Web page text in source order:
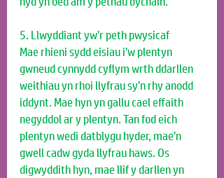
5. Llwyddiant yw’r peth pwysicaf
Mae rhieni sydd eisiau i’w plentyn
gwneud cynnydd cyflym wrth ddarllen
weithiau yn rhoi llyfrau sy’n rhy anodd
iddynt. Mae hyn yn gallu cael effaith
negyddol ar y plentyn. Tan fod eich
plentyn wedi datblygu hyder, mae’n
gwell cadw gyda llyfrau haws. Os
digwyddith hyn, mae llif y darllen yn